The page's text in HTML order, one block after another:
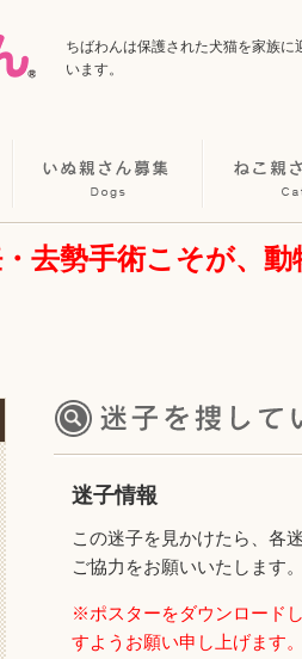
ちばわんは保護された犬猫を家族
います。
去勢手術こそが、
迷子情報
この迷子を見かけたら、各
ご協力をお願いいたします
※ポスターをダウンロード
すようお願い申し上げます